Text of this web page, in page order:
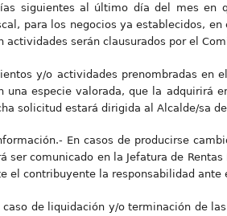
siguientes al último día del mes en
para los negocios ya establecidos,
serán clausurados por el
y/o actividades prenombradas en
una especie valorada, que la adquirirá
solicitud estará dirigida al Alcalde/sa
En casos de producirse
ser comunicado en la Jefatura de
el contribuyente la responsabilidad ante
de liquidación y/o terminación de